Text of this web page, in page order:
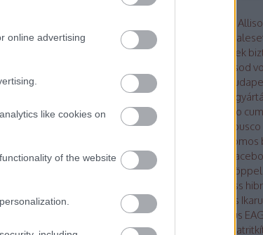
online advertising
like cookies on
of the website
részecske
végzik. Ez a
nevű folyadék
A
(NH
adagolását
amz
arc ARRIVAL
bemutató
beszerzések
borsod
búcsú
Búcsú a korelnöktől
busworldbuszfesztivál
buszsofőrbvg credo
debrecen
Ebusco
elektromos
Elektro tudástár
futárganzgeneral motors göppel
hess
hírek hispano ikarbus
Ikarus200 50
Ikarus EAG
irisbusirizar